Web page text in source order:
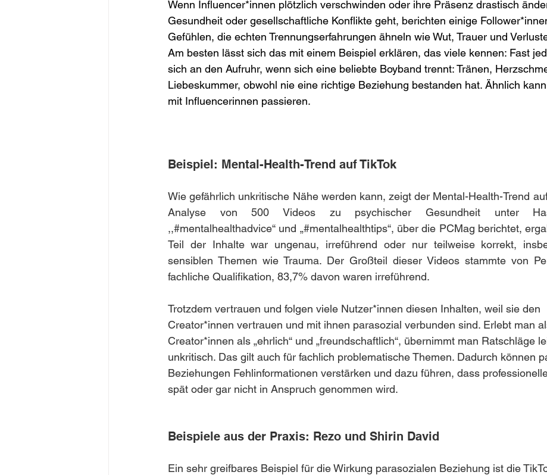
Wenn Influencer*innen plötzlich verschwinden oder ihre Präsenz drastisch
Gesundheit oder gesellschaftliche Konflikte geht, berichten einige
Gefühlen, die echten Trennungserfahrungen ähneln wie Wut, Trauer und
Am besten lässt sich das mit einem Beispiel erklären, das viele kennen: Fast
sich an den Aufruhr, wenn sich eine beliebte Boyband trennt: Tränen,
Liebeskummer, obwohl nie eine richtige Beziehung bestanden hat. Ähnlich
mit Influencerinnen passieren.
Beispiel: Mental-Health-Trend auf TikTok
Wie gefährlich unkritische Nähe werden kann, zeigt der Mental-Health-Trend
Analyse von 500 Videos zu psychischer Gesundheit unter
,,#mentalhealthadvice“ und „#mentalhealthtips“, über die PCMag berichtet,
Teil der Inhalte war ungenau, irreführend oder nur teilweise korrekt,
sensiblen Themen wie Trauma. Der Großteil dieser Videos stammte von
fachliche Qualifikation, 83,7% davon waren irreführend.
Trotzdem vertrauen und folgen viele Nutzer*innen diesen Inhalten, weil sie den
Creator*innen vertrauen und mit ihnen parasozial verbunden sind. Erlebt man
Creator*innen als „ehrlich“ und „freundschaftlich“, übernimmt man Ratschläge
unkritisch. Das gilt auch für fachlich problematische Themen. Dadurch können
Beziehungen Fehlinformationen verstärken und dazu führen, dass
spät oder gar nicht in Anspruch genommen wird.
Beispiele aus der Praxis: Rezo und Shirin David
Ein sehr greifbares Beispiel für die Wirkung parasozialen Beziehung ist die